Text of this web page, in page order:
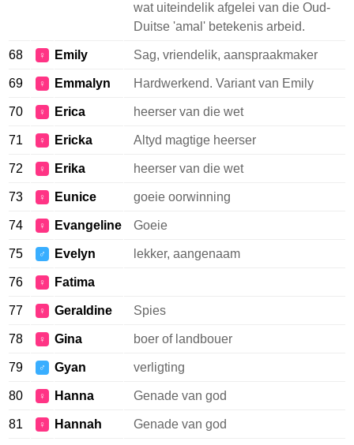
wat uiteindelik afgelei van die Oud-
Duitse 'amal' betekenis arbeid.
68 ♀ Emily Sag, vriendelik, aanspraakmaker
69 ♀ Emmalyn Hardwerkend. Variant van Emily
70 ♀ Erica heerser van die wet
71 ♀ Ericka Altyd magtige heerser
72 ♀ Erika heerser van die wet
73 ♀ Eunice goeie oorwinning
74 ♀ Evangeline Goeie
75 ♂ Evelyn lekker, aangenaam
76 ♀ Fatima
77 ♀ Geraldine Spies
78 ♀ Gina boer of landbouer
79 ♂ Gyan verligting
80 ♀ Hanna Genade van god
81 ♀ Hannah Genade van god